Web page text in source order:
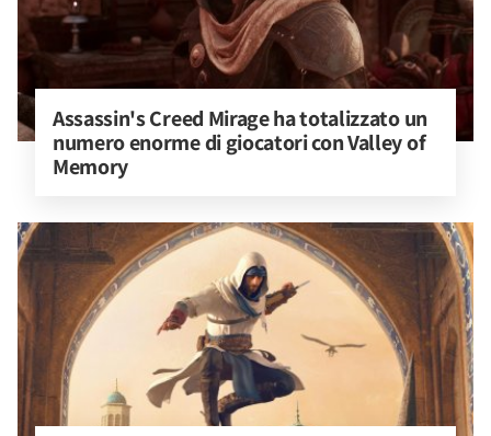
Assassin's Creed Mirage ha totalizzato un
numero enorme di giocatori con Valley of
Memory